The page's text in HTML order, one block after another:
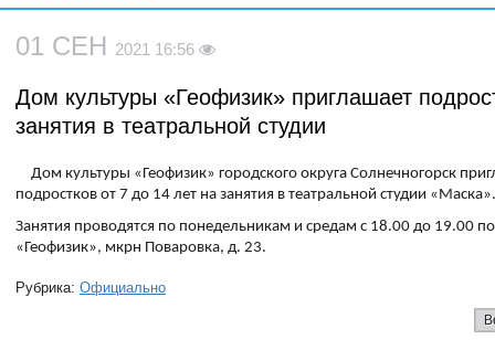
01 СЕН 2021 16:56
Дом культуры «Геофизик» приглашает
занятия в театральной студии
Дом культуры «Геофизик» городского округа Солнечногорск
подростков от 7 до 14 лет на занятия в театральной студии «Маска».
Занятия проводятся по понедельникам и средам с 18.00 до 19.00
«Геофизик», мкрн Поваровка, д. 23.
Рубрика: Официально